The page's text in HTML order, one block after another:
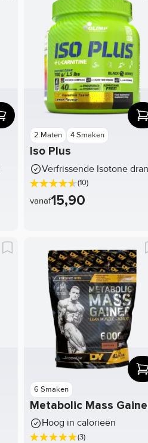
2 Maten 4 Smaken
Iso Plus
Verfrissende Isotone
(10)
vanaf15,90
6 Smaken
Metabolic Mass
Hoog in calorieën
(3)